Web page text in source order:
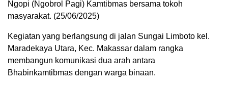
Ngopi (Ngobrol Pagi) Kamtibmas bersama tokoh
masyarakat. (25/06/2025)
Kegiatan yang berlangsung di jalan Sungai Limboto kel.
Maradekaya Utara, Kec. Makassar dalam rangka
membangun komunikasi dua arah antara
Bhabinkamtibmas dengan warga binaan.